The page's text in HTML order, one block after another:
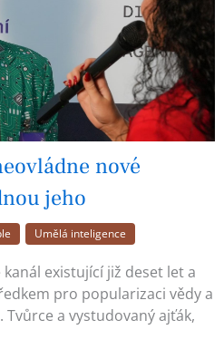
nové
jeho
Umělá inteligence
existující již deset let a
pro popularizaci vědy a
a vystudovaný ajťák,